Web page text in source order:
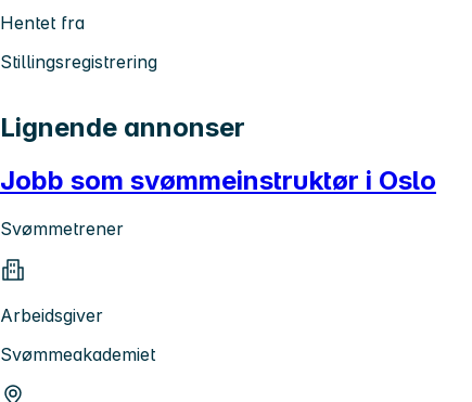
Hentet fra
Stillingsregistrering
Lignende annonser
Jobb som svømmeinstruktør i Oslo
Svømmetrener
Arbeidsgiver
Svømmeakademiet